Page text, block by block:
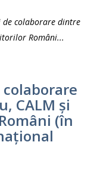
de colaborare dintre
Români...
CALM și
(în